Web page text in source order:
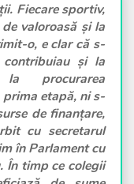
Fiecare sportiv,
valoroasă și la
o, e clar că s-
și la
procurarea
etapă, ni s-
de finanțare,
cu secretarul
în Parlament cu
În timp ce colegii